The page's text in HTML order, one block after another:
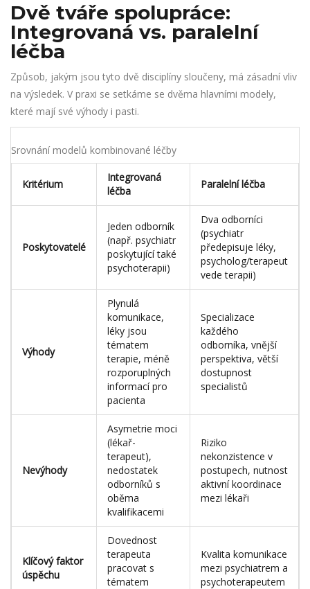
Dvě tváře spolupráce:
Integrovaná vs. paralelní
léčba
Způsob, jakým jsou tyto dvě disciplíny sloučeny, má zásadní vliv
na výsledek. V praxi se setkáme se dvěma hlavními modely,
které mají své výhody i pasti.
Srovnání modelů kombinované léčby
Kritérium
Integrovaná
léčba
Paralelní léčba
Poskytovatelé
Jeden odborník
(např. psychiatr
poskytující také
psychoterapii)
Dva odborníci
(psychiatr
předepisuje léky,
psycholog/terapeut
vede terapii)
Výhody
Plynulá
komunikace,
léky jsou
tématem
terapie, méně
rozporuplných
informací pro
pacienta
Specializace
každého
odborníka, vnější
perspektiva, větší
dostupnost
specialistů
Nevýhody
Asymetrie moci
(lékař-
terapeut),
nedostatek
odborníků s
oběma
kvalifikacemi
Riziko
nekonzistence v
postupech, nutnost
aktivní koordinace
mezi lékaři
Klíčový faktor
úspěchu
Dovednost
terapeuta
pracovat s
tématem
Kvalita komunikace
mezi psychiatrem a
psychoterapeutem